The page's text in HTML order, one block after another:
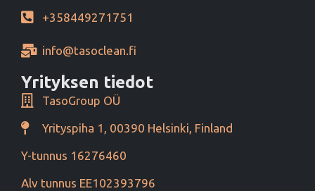
+358449271751
info@tasoclean.fi
Yrityksen tiedot
TasoGroup OÜ
Yrityspiha 1, 00390 Helsinki, Finland
Y-tunnus 16276460
Alv tunnus EE102393796